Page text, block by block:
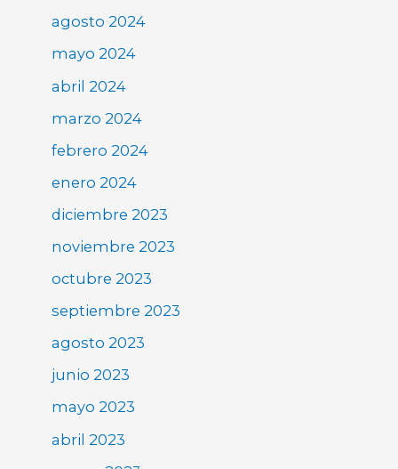
agosto 2024
mayo 2024
abril 2024
marzo 2024
febrero 2024
enero 2024
diciembre 2023
noviembre 2023
octubre 2023
septiembre 2023
agosto 2023
junio 2023
mayo 2023
abril 2023